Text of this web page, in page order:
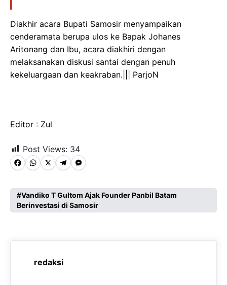
Diakhir acara Bupati Samosir menyampaikan
cenderamata berupa ulos ke Bapak Johanes
Aritonang dan Ibu, acara diakhiri dengan
melaksanakan diskusi santai dengan penuh
kekeluargaan dan keakraban.||| ParjoN
Editor : Zul
Post Views: 34
F
c
e
o
W
a
t
A
p
X T
l
e
r
a
M
s
s
n
Vandiko T Gultom Ajak Founder Panbil Batam
Berinvestasi di Samosir
redaksi